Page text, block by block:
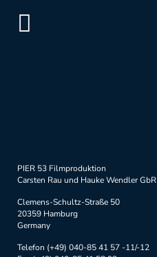
PIER 53 Filmproduktion
Carsten Rau und Hauke Wendler GbR
Clemens-Schultz-Straße 50
20359 Hamburg
Germany
Telefon (+49) 040-85 41 57 -11/-12